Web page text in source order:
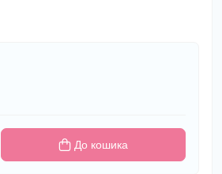
До кошика